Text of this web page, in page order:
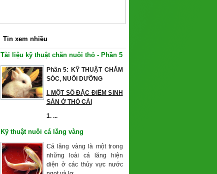
Tin xem nhiều
Tài liệu kỹ thuật chăn nuôi thỏ - Phần 5
Phần 5: KỸ THUẬT CHĂM
SÓC, NUÔI DƯỠNG
I. MỘT SỐ ĐẶC ĐIỂM SINH
SẢN Ở THỎ CÁI
1. ...
Kỹ thuật nuôi cá lăng vàng
Cá lăng vàng là một trong
những loài cá lăng hiện
diện ở các thủy vực nước